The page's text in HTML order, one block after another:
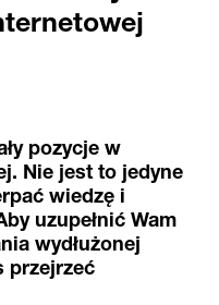
pozycje w
Nie jest to jedyne
wiedzę i
uzupełnić Wam
wydłużonej
przejrzeć